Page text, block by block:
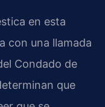
en esta
con una llamada
Condado de
que